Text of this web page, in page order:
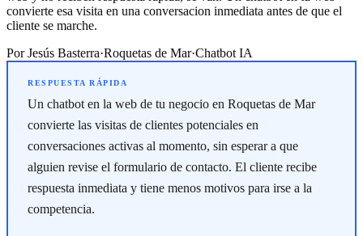
convierte esa visita en una conversacion inmediata antes de que el
cliente se marche.
PorJesús Basterra·Roquetas de Mar·Chatbot IA
Un chatbot en la web de tu negocio en Roquetas de Mar
convierte las visitas de clientes potenciales en
conversaciones activas al momento, sin esperar a que
alguien revise el formulario de contacto. El cliente recibe
respuesta inmediata y tiene menos motivos para irse a la
competencia.